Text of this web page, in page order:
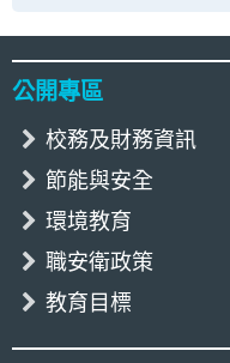
:::
公開專區
校務及財務資訊
節能與安全
環境教育
職安衛政策
教育目標